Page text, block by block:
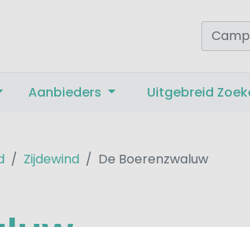
Aanbieders Uitgebreid
Zijdewind De Boerenzwaluw